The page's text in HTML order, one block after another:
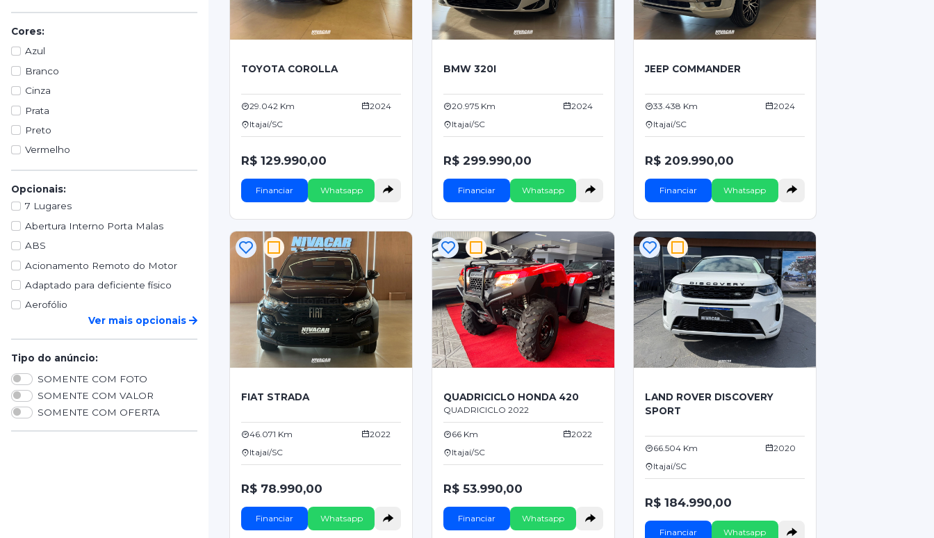
Cores:
Azul
Branco
Cinza
Prata
Preto
Vermelho
Opcionais:
7 Lugares
Abertura Interno Porta Malas
ABS
Acionamento Remoto do Motor
Adaptado para deficiente físico
Aerofólio
Ver mais opcionais
Tipo do anúncio:
SOMENTE COM FOTO
SOMENTE COM VALOR
SOMENTE COM OFERTA
TOYOTA COROLLA
29.042 Km
2024
Itajaí/SC
R$ 129.990,00
Financiar Whatsapp
BMW 320I
20.975 Km
2024
Itajaí/SC
R$ 299.990,00
Financiar Whatsapp
JEEP COMMANDER
33.438 Km
2024
Itajaí/SC
R$ 209.990,00
Financiar Whatsapp
FIAT STRADA
46.071 Km
2022
Itajaí/SC
R$ 78.990,00
Financiar Whatsapp
QUADRICICLO HONDA 420
QUADRICICLO 2022
66 Km
2022
Itajaí/SC
R$ 53.990,00
Financiar Whatsapp
LAND ROVER DISCOVERY
SPORT
66.504 Km
2020
Itajaí/SC
R$ 184.990,00
Financiar Whatsapp